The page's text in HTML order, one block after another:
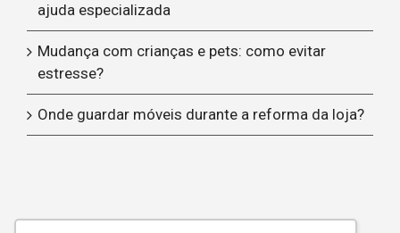
ajuda especializada
Mudança com crianças e pets: como evitar
estresse?
Onde guardar móveis durante a reforma da loja?